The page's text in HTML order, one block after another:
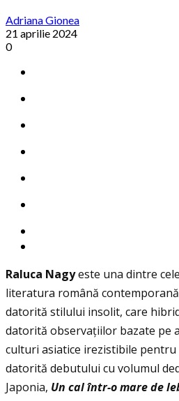
Adriana Gionea
21 aprilie 2024
0
Raluca Nagyeste una dintre
literatura română
datorită stilului insolit, care
datorită observaţiilor bazate pe
culturi asiatice irezistibile
datorită debutului cu volumul
Japonia, Un calîntr-o mare de